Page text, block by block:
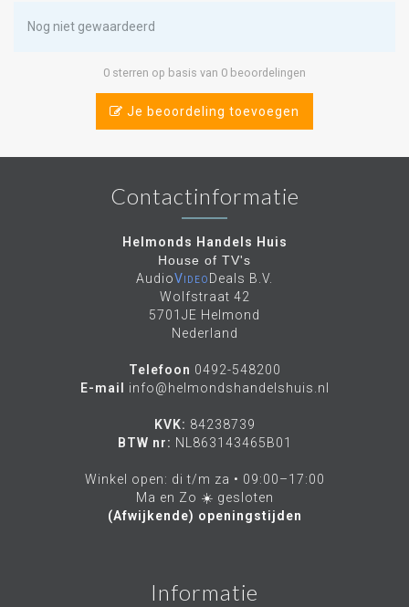
Nog niet gewaardeerd
0 sterren op basis van 0 beoordelingen
Je beoordeling toevoegen
Contactinformatie
Helmonds Handels Huis
House of TV's
AudioVideoDeals B.V.
Wolfstraat 42
5701JE Helmond
Nederland
Telefoon 0492-548200
E-mail
info@helmondshandelshuis.nl
KVK: 84238739
BTW nr: NL863143465B01
Winkel open: di t/m za • 09:00–17:00
Ma en Zo ☀️ gesloten
(Afwijkende) openingstijden
Informatie